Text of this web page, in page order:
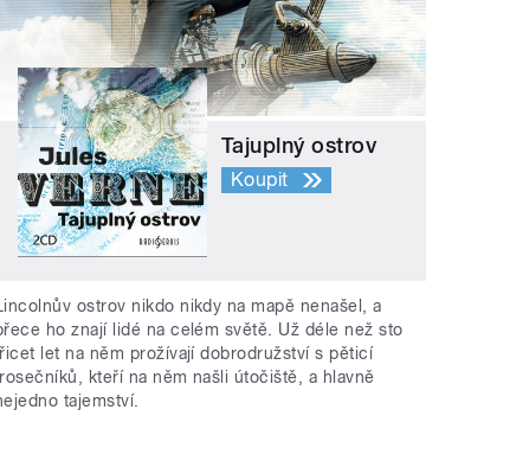
Tajuplný ostrov
Koupit
ostrov nikdo nikdy na mapě nenašel, a
ho znají lidé na celém světě. Už déle než sto
let na něm prožívají dobrodružství s pěticí
kteří na něm našli útočiště, a hlavně
tajemství.